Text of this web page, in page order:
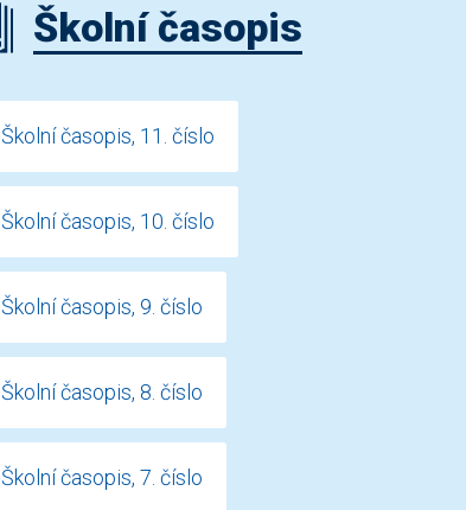
Školní časopis
Školní časopis, 11. číslo
Školní časopis, 10. číslo
Školní časopis, 9. číslo
Školní časopis, 8. číslo
Školní časopis, 7. číslo